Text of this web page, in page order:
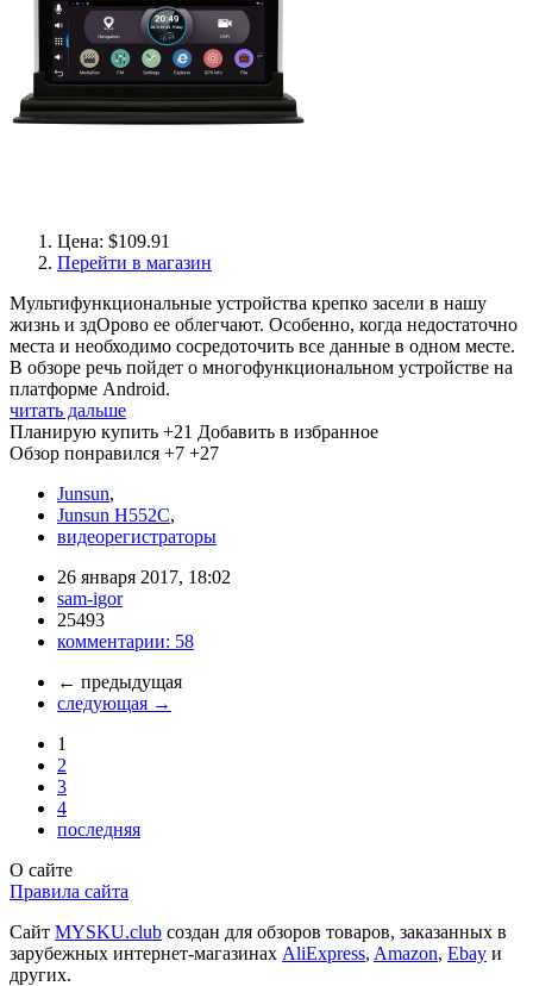
Цена: $109.91
Перейти в магазин
Мультифункциональные устройства крепко засели в нашу
жизнь и здОрово ее облегчают. Особенно, когда недостаточно
места и необходимо сосредоточить все данные в одном месте.
В обзоре речь пойдет о многофункциональном устройстве на
платформе Android.
читать дальше
Планирую купить +21 Добавить в избранное
Обзор понравился +7 +27
Junsun,
Junsun H552C,
видеорегистраторы
26 января 2017, 18:02
sam-igor
25493
комментарии: 58
← предыдущая
следующая →
1
2
3
4
последняя
О сайте
Правила сайта
Сайт MYSKU.club cоздан для обзоров товаров, заказанных в
зарубежных интернет-магазинах AliExpress, Amazon, Ebay и
других.